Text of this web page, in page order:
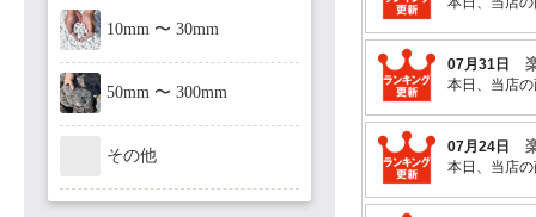
10mm 〜 30mm
50mm 〜 300mm
その他